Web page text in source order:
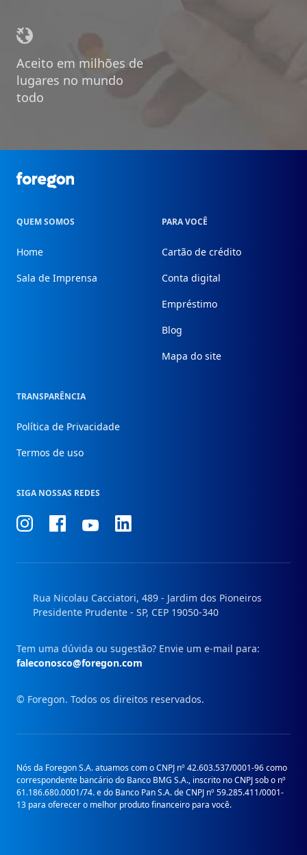
Aceito em milhões de
lugares no mundo
todo
Foregon.com
QUEM SOMOS
Home
Sala de Imprensa
PARA VOCÊ
Cartão de crédito
Conta digital
Empréstimo
Blog
Mapa do site
TRANSPARÊNCIA
Política de Privacidade
Termos de uso
SIGA NOSSAS REDES
ConheçaConheçaConheçaConheça
Rua Nicolau Cacciatori, 489 - Jardim dos Pioneiros
Presidente Prudente - SP, CEP 19050-340
Tem uma dúvida ou sugestão? Envie um e-mail para:
faleconosco@foregon.com
© Foregon. Todos os direitos reservados.
Nós da Foregon S.A. atuamos com o CNPJ nº 42.603.537/0001-96 como
correspondente bancário do Banco BMG S.A., inscrito no CNPJ sob o nº
61.186.680.0001/74. e do Banco Pan S.A. de CNPJ nº 59.285.411/0001-
13 para oferecer o melhor produto financeiro para você.